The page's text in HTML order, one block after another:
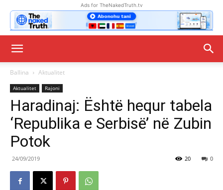
Ads for TheNakedTruth.tv
Ballina Aktualitet
Aktualitet Rajoni
Haradinaj: Është hequr tabela
‘Republika e Serbisë’ në Zubin
Potok
24/09/2019 0
20